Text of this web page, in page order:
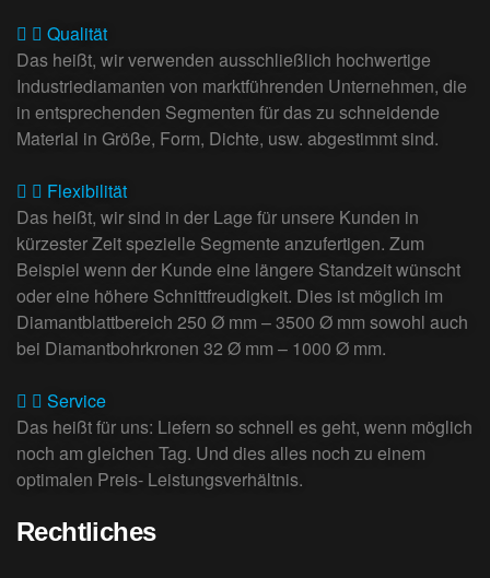
Qualität
Das heißt, wir verwenden ausschließlich hochwertige
Industriediamanten von marktführenden Unternehmen, die
in entsprechenden Segmenten für das zu schneidende
Material in Größe, Form, Dichte, usw. abgestimmt sind.
Flexibilität
Das heißt, wir sind in der Lage für unsere Kunden in
kürzester Zeit spezielle Segmente anzufertigen. Zum
Beispiel wenn der Kunde eine längere Standzeit wünscht
oder eine höhere Schnittfreudigkeit. Dies ist möglich im
Diamantblattbereich 250 Ø mm – 3500 Ø mm sowohl auch
bei Diamantbohrkronen 32 Ø mm – 1000 Ø mm.
Service
Das heißt für uns: Liefern so schnell es geht, wenn möglich
noch am gleichen Tag. Und dies alles noch zu einem
optimalen Preis- Leistungsverhältnis.
Rechtliches